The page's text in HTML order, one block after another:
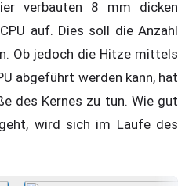
verbauten 8 mm dicken
auf. Dies soll die Anzahl
Ob jedoch die Hitze mittels
abgeführt werden kann, hat
des Kernes zu tun. Wie gut
wird sich im Laufe des